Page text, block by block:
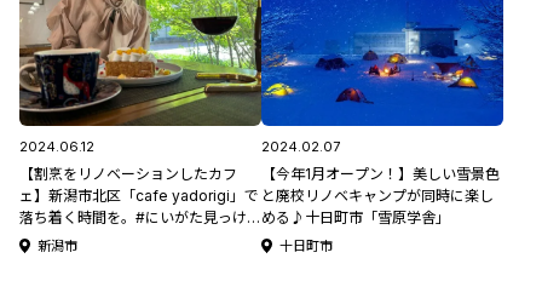
2024.06.12
【割烹をリノベーションしたカフ
ェ】新潟市北区「cafe yadorigi」で
落ち着く時間を。#にいがた見っけた
い 新潟市
2024.02.07
【今年1月オープン！】美しい雪景色
と廃校リノベキャンプが同時に楽し
める♪十日町市「雪原学舎」
十日町市